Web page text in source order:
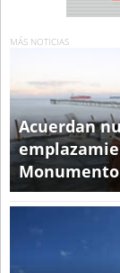
MÁS NOTICIAS
Acuerdan